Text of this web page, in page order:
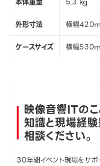
外形寸法
横幅
ケースサイズ
横幅
映像音響ITのこ
知識と現場経
相談ください。
30年間イベント現場をサポ